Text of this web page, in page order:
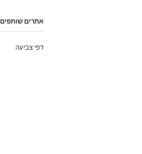
אתרים שותפים
דפי צביעה